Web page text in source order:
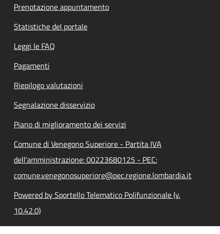
Prenotazione appuntamento
Statistiche del portale
Leggi le FAQ
Pagamenti
Riepilogo valutazioni
Segnalazione disservizio
Piano di miglioramento dei servizi
Comune di Venegono Superiore - Partita IVA
dell'amministrazione: 00223680125 - PEC:
comune.venegonosuperiore@pec.regione.lombardia.it
Powered by Sportello Telematico Polifunzionale (v.
10.42.0)